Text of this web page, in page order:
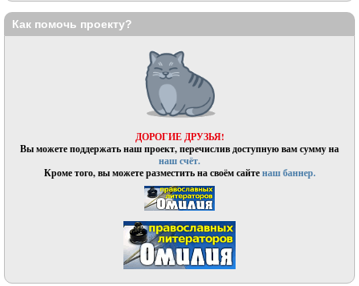
Как помочь проекту?
ДОРОГИЕ ДРУЗЬЯ!
Вы можете поддержать наш проект, перечислив доступную вам сумму на
наш счёт.
Кроме того, вы можете разместить на своём сайтенаш баннер.